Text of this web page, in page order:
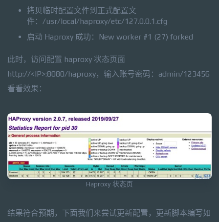
拷贝临时配置文件到正式配置文
件：/usr/local/haproxy/etc/127.0.0.1.cfg
启动 Haproxy 成功：New worker #1 (27) forked
此时，访问配置 haproxy 状态页面
http://<IP>:8080/haproxy，输入账号密码：admin/123456
看看效果：
Haproxy 状态页
结果符合预期，下面我们来尝试更新配置，更新脚本编写如